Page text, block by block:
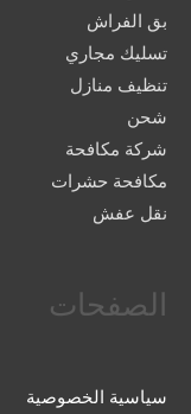
بق الفراش
تسليك مجاري
تنظيف منازل
شحن
شركة مكافحة
مكافحة حشرات
نقل عفش
الصفحات
سياسية الخصوصية